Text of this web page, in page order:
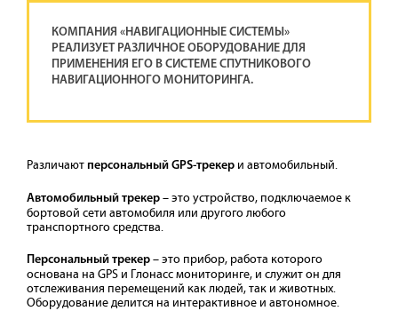
КОМПАНИЯ «НАВИГАЦИОННЫЕ СИСТЕМЫ»
РЕАЛИЗУЕТ РАЗЛИЧНОЕ ОБОРУДОВАНИЕ ДЛЯ
ПРИМЕНЕНИЯ ЕГО В СИСТЕМЕ СПУТНИКОВОГО
НАВИГАЦИОННОГО МОНИТОРИНГА.
Различают персональный GPS-трекер и автомобильный.
Автомобильный трекер – это устройство, подключаемое к
бортовой сети автомобиля или другого любого
транспортного средства.
Персональный трекер – это прибор, работа которого
основана на GPS и Глонасс мониторинге, и служит он для
отслеживания перемещений как людей, так и животных.
Оборудование делится на интерактивное и автономное.